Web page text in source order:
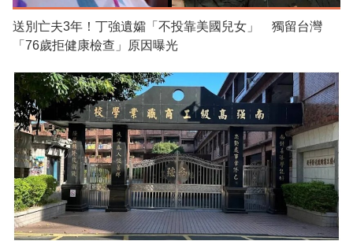
送別亡夫3年！丁強遺孀「不投靠美國兒女」 獨留台灣
「76歲拒健康檢查」原因曝光